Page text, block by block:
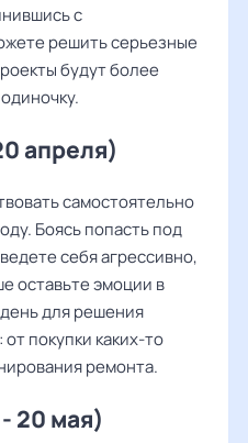
с
решить серьезные
будут более
апреля)
самостоятельно
Боясь попасть под
себя агрессивно,
оставьте эмоции в
для решения
покупки каких-то
ремонта.
20 мая)